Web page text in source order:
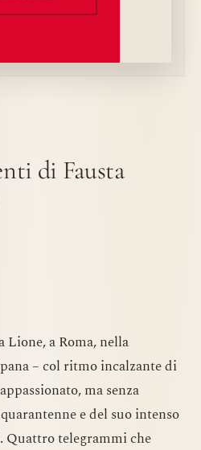
di Fausta
Lione, a Roma, nella
– col ritmo incalzante di
ma senza
e del suo intenso
telegrammi che